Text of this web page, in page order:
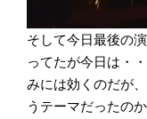
そして今日最後の
ってたが今日は・
みには効くのだが
うテーマだったの